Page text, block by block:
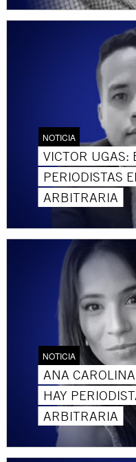
NOTICIA
VICTOR UGAS:
PERIODISTAS
ARBITRARIA
NOTICIA
ANA
HAY
ARBITRARIA